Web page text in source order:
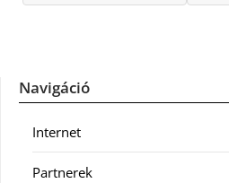
Navigáció
Internet
Partnerek